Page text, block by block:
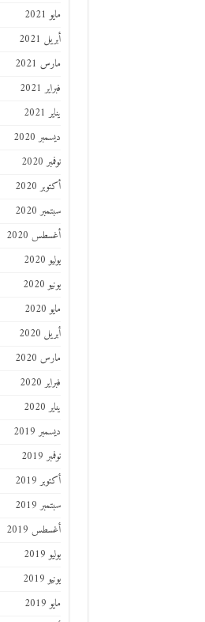
مايو 2021
أبريل 2021
مارس 2021
فبراير 2021
يناير 2021
ديسمبر 2020
نوفمبر 2020
أكتوبر 2020
سبتمبر 2020
أغسطس 2020
يوليو 2020
يونيو 2020
مايو 2020
أبريل 2020
مارس 2020
فبراير 2020
يناير 2020
ديسمبر 2019
نوفمبر 2019
أكتوبر 2019
سبتمبر 2019
أغسطس 2019
يوليو 2019
يونيو 2019
مايو 2019